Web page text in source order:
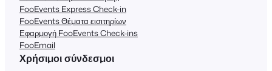
FooEvents Express Check-in
FooEvents Θέματα εισιτηρίων
Εφαρμογή FooEvents Check-ins
FooEmail
Χρήσιμοι σύνδεσμοι